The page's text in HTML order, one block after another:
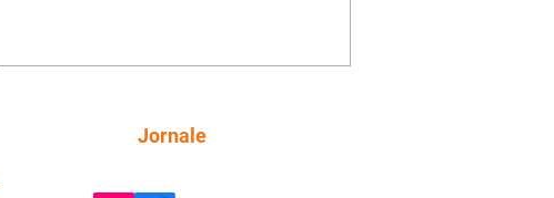
comentam sobre a possível jazida de
tungstênio na região. Virgínia provoca
Jornale